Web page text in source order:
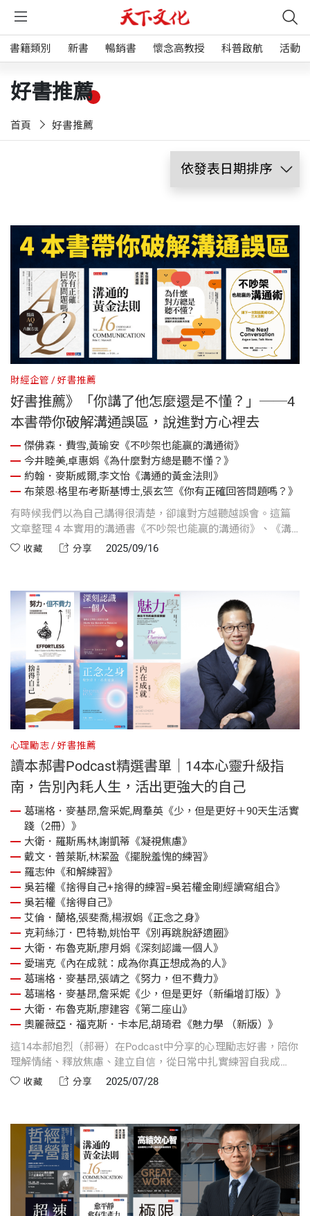
書籍類別 新書 暢銷書 懷念高教授 科普啟航 活動
好書推薦
首頁 好書推薦
財經企管 好書推薦
好書推薦》「你講了他怎麼還是不懂？」──4
本書帶你破解溝通誤區，說進對方心裡去
傑佛森．費雪,黃瑜安《不吵架也能贏的溝通術》
今井睦美,卓惠娟《為什麼對方總是聽不懂？》
約翰．麥斯威爾,李文怡《溝通的黃金法則》
布萊恩‧格里布考斯基博士,張玄竺《你有正確回答問題嗎？》
有時候我們以為自己講得很清楚，卻讓對方越聽越誤會。這篇
文章整理 4 本實用的溝通書《不吵架也能贏的溝通術》、《溝
通的黃金法則》、《為什麼對方總是聽不懂》、《你有正確回
收藏 分享 2025/09/16
心理勵志 好書推薦
讀本郝書Podcast精選書單｜14本心靈升級指
南，告別內耗人生，活出更強大的自己
葛瑞格．麥基昂,詹采妮,周羣英《少，但是更好＋90天生活實
踐（2冊）》
大衛．羅斯馬林,謝凱蒂《凝視焦慮》
戴文．普萊斯,林潔盈《擺脫羞愧的練習》
羅志仲《和解練習》
吳若權《捨得自己+捨得的練習=吳若權金剛經讀寫組合》
吳若權《捨得自己》
艾倫．蘭格,張斐喬,楊淑娟《正念之身》
克莉絲汀．巴特勒,姚怡平《別再跳脫舒適圈》
大衛．布魯克斯,廖月娟《深刻認識一個人》
愛瑞克《內在成就：成為你真正想成為的人》
葛瑞格．麥基昂,張靖之《努力，但不費力》
葛瑞格．麥基昂,詹采妮《少，但是更好（新編增訂版）》
大衛．布魯克斯,廖建容《第二座山》
奧麗薇亞．福克斯．卡本尼,胡琦君《魅力學 （新版）》
這14本郝旭烈（郝哥）在Podcast中分享的心理勵志好書，陪你
理解情緒、釋放焦慮、建立自信，從日常中扎實練習自我成
長，一步步走向更穩定、自由、有力量的自己。
收藏 分享 2025/07/28